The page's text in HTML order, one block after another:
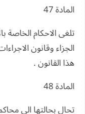
المادة 47
تلغى الاحكام
الجزاء وقانون
هذا القانون .
المادة 48
تحال بحالتها الى